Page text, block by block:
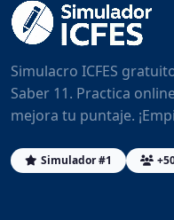
Simulacro ICFES
Saber 11. Practica
mejora tu puntaje.
Simulador #1